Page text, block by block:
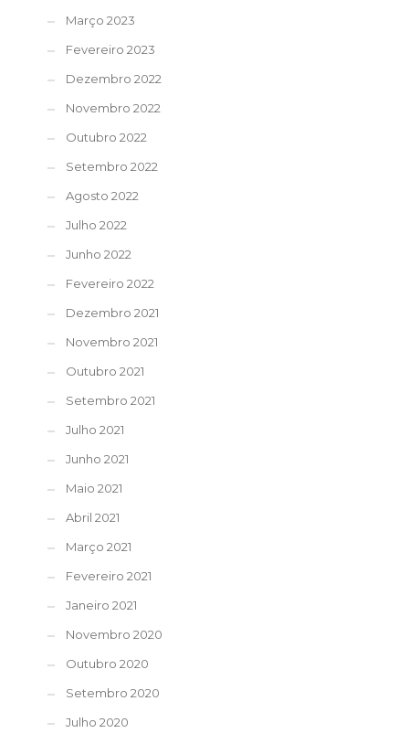
Março 2023
Fevereiro 2023
Dezembro 2022
Novembro 2022
Outubro 2022
Setembro 2022
Agosto 2022
Julho 2022
Junho 2022
Fevereiro 2022
Dezembro 2021
Novembro 2021
Outubro 2021
Setembro 2021
Julho 2021
Junho 2021
Maio 2021
Abril 2021
Março 2021
Fevereiro 2021
Janeiro 2021
Novembro 2020
Outubro 2020
Setembro 2020
Julho 2020